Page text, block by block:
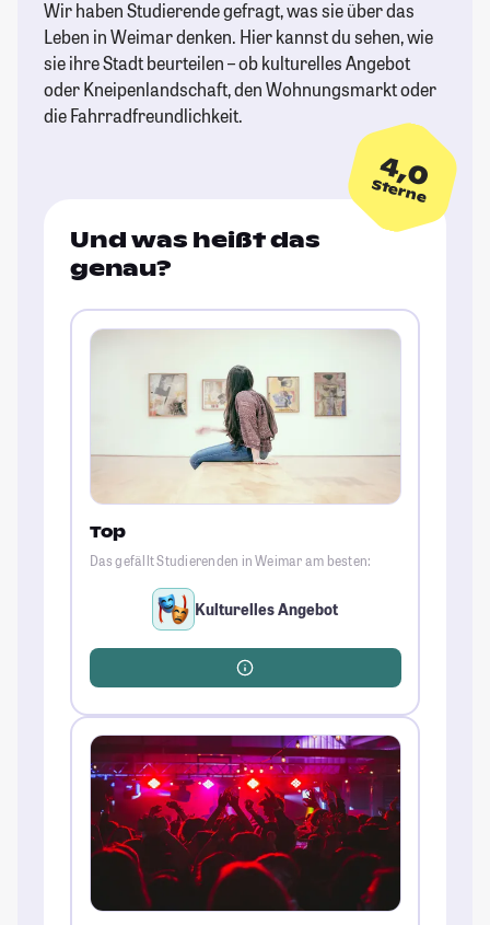
Wir haben Studierende gefragt, was sie über das
Leben in Weimar denken. Hier kannst du sehen, wie
sie ihre Stadt beurteilen – ob kulturelles Angebot
oder Kneipenlandschaft, den Wohnungsmarkt oder
die Fahrradfreundlichkeit.
4,0
Sterne
Und was heißt das
genau?
Top
Das gefällt Studierenden in Weimar am besten:
Kulturelles Angebot